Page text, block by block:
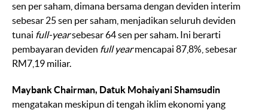
sen per saham, dimana bersama dengan deviden interim
sebesar 25 sen per saham, menjadikan seluruh deviden
tunai full-yearsebesar 64 sen per saham. Ini berarti
pembayaran deviden full yearmencapai 87,8%, sebesar
RM7,19 miliar.
Maybank Chairman, Datuk Mohaiyani Shamsudin
mengatakan meskipun di tengah iklim ekonomi yang